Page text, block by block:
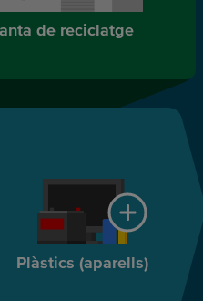
de reciclatge
Plàstics (aparells)